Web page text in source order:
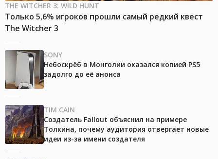
THE WITCHER 3: WILD HUNT
Только 5,6% игроков прошли самый редкий квест
The Witcher 3
SONY
Небоскрёб в Монголии оказался копией PS5
задолго до её анонса
TIM CAIN
Создатель Fallout объяснил на примере
Толкина, почему аудитория отвергает новые
идеи из-за имени создателя